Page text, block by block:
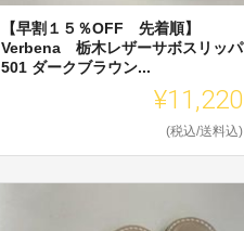
【早割１５％OFF 先着順】
Verbena 栃木レザーサボスリッパ
501 ダークブラウン...
¥11,220
(税込/送料込)